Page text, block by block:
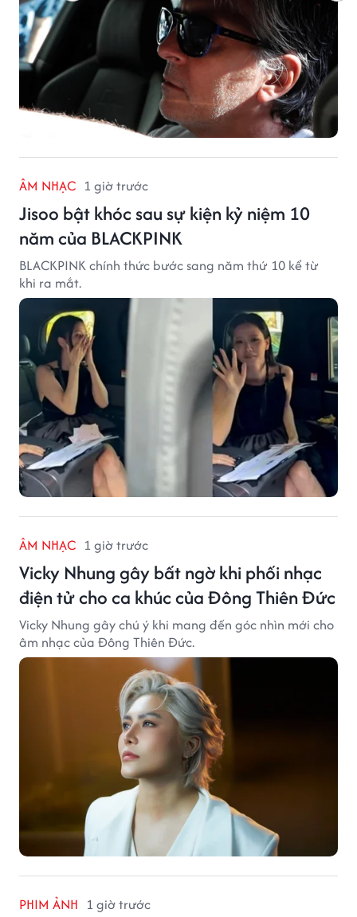
ÂM NHẠC 1 giờ trước
Jisoo bật khóc sau sự kiện kỷ niệm 10
năm của BLACKPINK
BLACKPINK chính thức bước sang năm thứ 10 kể từ
khi ra mắt.
ÂM NHẠC 1 giờ trước
Vicky Nhung gây bất ngờ khi phối nhạc
điện tử cho ca khúc của Đông Thiên Đức
Vicky Nhung gây chú ý khi mang đến góc nhìn mới cho
âm nhạc của Đông Thiên Đức.
PHIM ẢNH 1 giờ trước